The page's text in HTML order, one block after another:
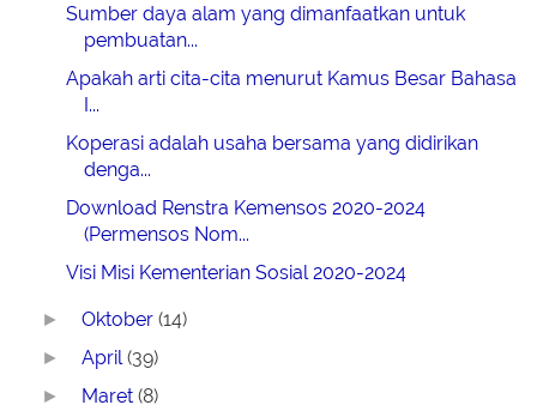
Sumber daya alam yang dimanfaatkan untuk
pembuatan...
Apakah arti cita-cita menurut Kamus Besar Bahasa
I...
Koperasi adalah usaha bersama yang didirikan
denga...
Download Renstra Kemensos 2020-2024
(Permensos Nom...
Visi Misi Kementerian Sosial 2020-2024
► Oktober(14)
► April(39)
► Maret(8)